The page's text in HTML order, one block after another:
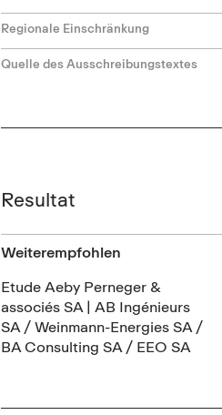
Regionale Einschränkung
Quelle des Ausschreibungstextes
Resultat
Weiterempfohlen
Etude Aeby Perneger &
associés SA | AB Ingénieurs
SA / Weinmann-Energies SA /
BA Consulting SA / EEO SA